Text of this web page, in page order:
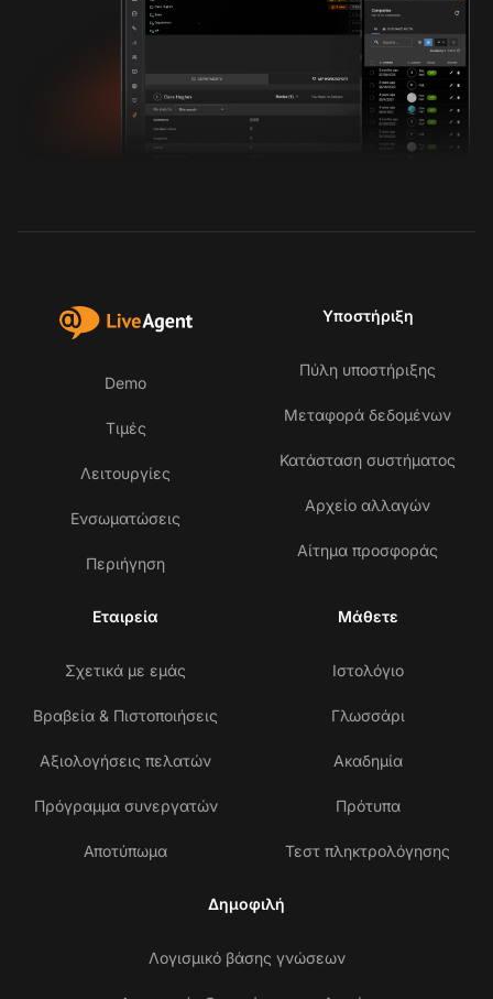
Demo
Τιμές
Λειτουργίες
Ενσωματώσεις
Περιήγηση
Υποστήριξη
Πύλη υποστήριξης
Μεταφορά δεδομένων
Κατάσταση συστήματος
Αρχείο αλλαγών
Αίτημα προσφοράς
Εταιρεία
Σχετικά με εμάς
Βραβεία & Πιστοποιήσεις
Αξιολογήσεις πελατών
Πρόγραμμα συνεργατών
Αποτύπωμα
Μάθετε
Ιστολόγιο
Γλωσσάρι
Ακαδημία
Πρότυπα
Τεστ πληκτρολόγησης
Δημοφιλή
Λογισμικό βάσης γνώσεων